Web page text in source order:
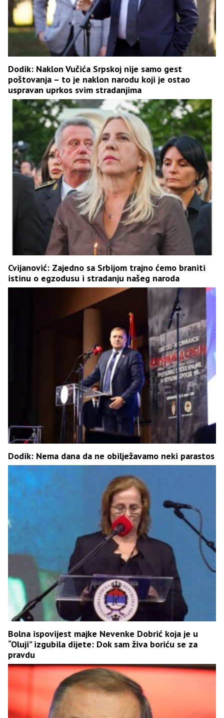
Dodik: Naklon Vučića Srpskoj nije samo gest
poštovanja – to je naklon narodu koji je ostao
uspravan uprkos svim stradanjima
Cvijanović: Zajedno sa Srbijom trajno ćemo braniti
istinu o egzodusu i stradanju našeg naroda
Dodik: Nema dana da ne obilježavamo neki parastos
Bolna ispovijest majke Nevenke Dobrić koja je u
“Oluji” izgubila dijete: Dok sam živa boriću se za
pravdu